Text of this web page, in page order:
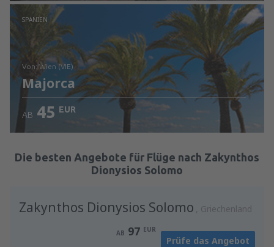
Prüfe die Einzelheiten
SPANIEN
von: Wien (VIE)
Majorca
Prüfe die Einzelheiten
AB 45 EUR
Die besten Angebote für Flüge nach Zakynthos
Dionysios Solomo
Zakynthos Dionysios Solomo Griechenland
AB 97 EUR
Prüfe das Angebot